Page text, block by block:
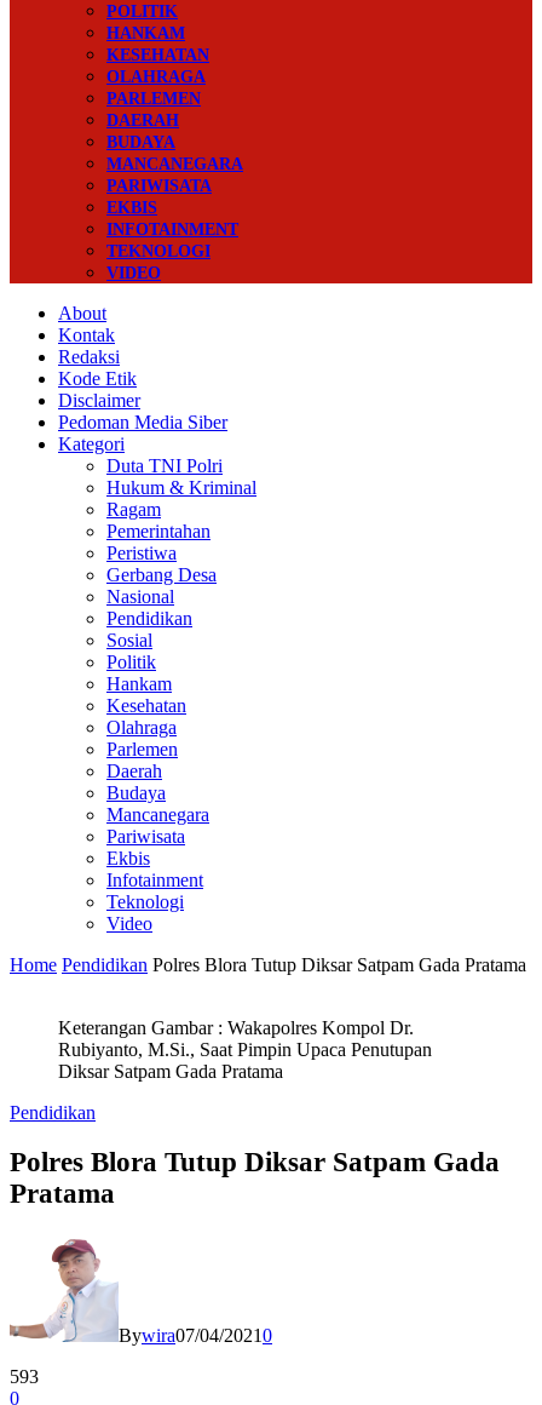
POLITIK
HANKAM
KESEHATAN
OLAHRAGA
PARLEMEN
DAERAH
BUDAYA
MANCANEGARA
PARIWISATA
EKBIS
INFOTAINMENT
TEKNOLOGI
VIDEO
About
Kontak
Redaksi
Kode Etik
Disclaimer
Pedoman Media Siber
Kategori
Duta TNI Polri
Hukum & Kriminal
Ragam
Pemerintahan
Peristiwa
Gerbang Desa
Nasional
Pendidikan
Sosial
Politik
Hankam
Kesehatan
Olahraga
Parlemen
Daerah
Budaya
Mancanegara
Pariwisata
Ekbis
Infotainment
Teknologi
Video
Home Pendidikan Polres Blora Tutup Diksar Satpam Gada Pratama
Keterangan Gambar : Wakapolres Kompol Dr.
Rubiyanto, M.Si., Saat Pimpin Upaca Penutupan
Diksar Satpam Gada Pratama
Pendidikan
Polres Blora Tutup Diksar Satpam Gada
Pratama
Bywira07/04/20210
593
0